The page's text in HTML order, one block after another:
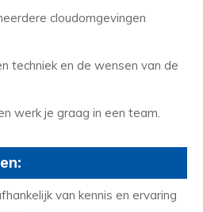
cloudomgevingen
techniek en de wensen van de
werk je graag in een team.
van kennis en ervaring